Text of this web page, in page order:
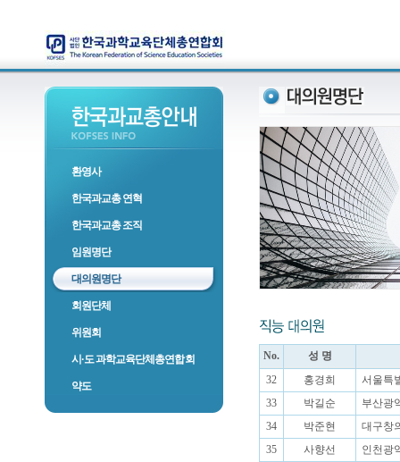
환영사
한국과교총 연혁
한국과교총 조직
임원명단
대의원명단
회원단체
위원회
시·도 과학교육단체총연합회
약도
No.
성 명
32
홍경희
서울특
33
박길순
부산광
34
박준현
대구창
35
사향선
인천광